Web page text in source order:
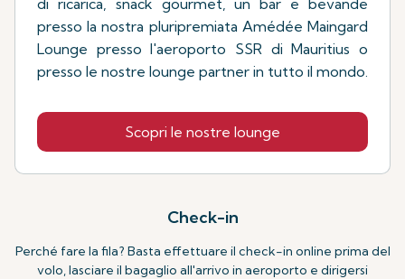
presso la nostra pluripremiata Amédée Maingard
Lounge presso l'aeroporto SSR di Mauritius o
presso le nostre lounge partner in tutto il mondo.
Scopri le nostre lounge
Check-in
Perché fare la fila? Basta effettuare il check-in online prima del
volo, lasciare il bagaglio all'arrivo in aeroporto e dirigersi